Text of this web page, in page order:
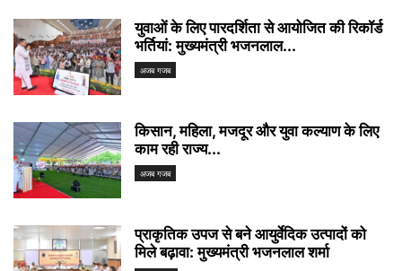
युवाओं के लिए पारदर्शिता से आयोजित की रिकॉर्ड
भर्तियां: मुख्यमंत्री भजनलाल...
अजब गजब
किसान, महिला, मजदूर और युवा कल्याण के लिए
काम रही राज्य...
अजब गजब
प्राकृतिक उपज से बने आयुर्वेदिक उत्पादों को
मिले बढ़ावा: मुख्यमंत्री भजनलाल शर्मा